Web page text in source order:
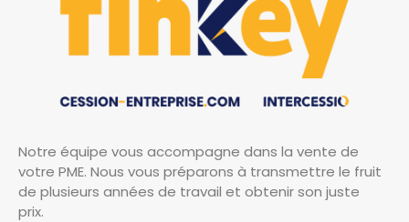
Notre équipe vous accompagne dans la vente de
votre PME. Nous vous préparons à transmettre le fruit
de plusieurs années de travail et obtenir son juste
prix.